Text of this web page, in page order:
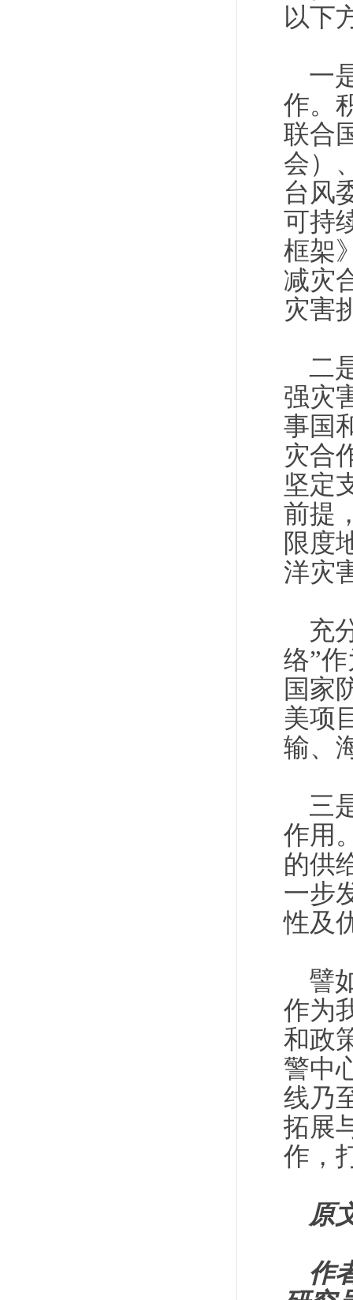
以下
一
作。
联合
会）
台风
可持
框架
减灾
灾害
二
强灾
事国
灾合
坚定
前提
限度
洋灾
充
络”
国家
美项
输、
三
作用
的供
一步
性及
譬
作为
和政
警中
线乃
拓展
作，
原
作